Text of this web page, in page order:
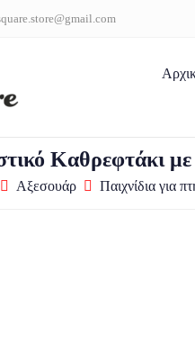
Καθρεφτάκι με
Αξεσουάρ Παιχνίδια για